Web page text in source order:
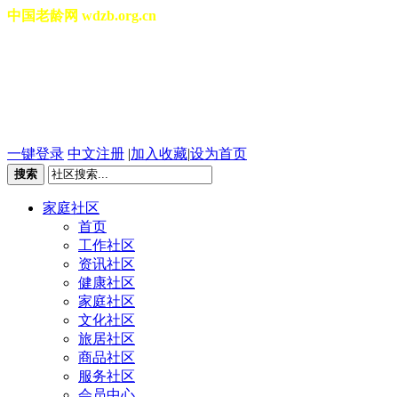
中国老龄网 wdzb.org.cn
一键登录 中文注册 |加入收藏|设为首页
搜索
家庭社区
首页
工作社区
资讯社区
健康社区
家庭社区
文化社区
旅居社区
商品社区
服务社区